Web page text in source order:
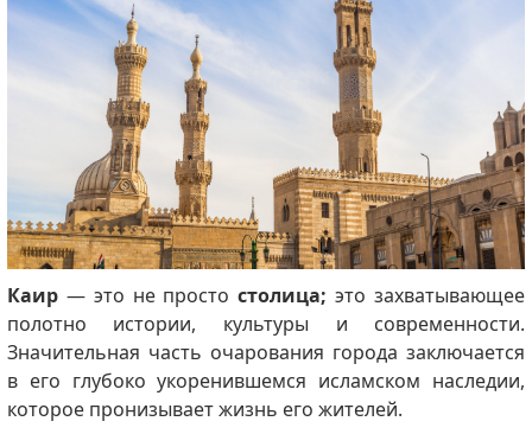
Каир— это не простостолица; это захватывающее
полотно истории, культуры и современности.
Значительная часть очарования города заключается
в его глубоко укоренившемся исламском наследии,
которое пронизывает жизнь его жителей.